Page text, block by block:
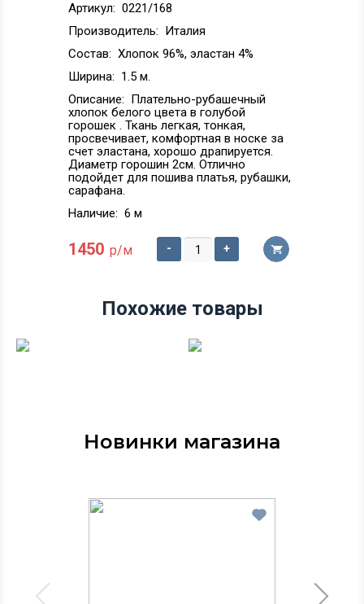
Артикул: 0221/168
Производитель: Италия
Состав: Хлопок 96%, эластан 4%
Ширина: 1.5 м.
Описание: Плательно-рубашечный
хлопок белого цвета в голубой
горошек . Ткань легкая, тонкая,
просвечивает, комфортная в носке за
счет эластана, хорошо драпируется.
Диаметр горошин 2см. Отлично
подойдет для пошива платья, рубашки,
сарафана.
Наличие: 6 м
1450 р/м - +
Похожие товары
Новинки магазина